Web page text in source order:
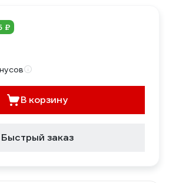
₽
В корзину
Быстрый заказ